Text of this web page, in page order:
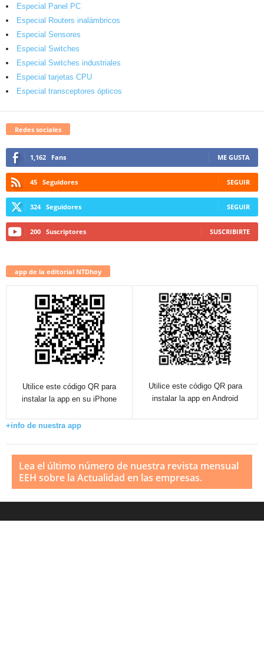
Especial Panel PC
Especial Routers inalámbricos
Especial Sensores
Especial Switches
Especial Switches industriales
Especial tarjetas CPU
Especial transceptores ópticos
Redes sociales
1,162 Fans ME GUSTA
45 Seguidores SEGUIR
324 Seguidores SEGUIR
200 Suscriptores SUSCRIBIRTE
app de la editorial NTDhoy
Utilice este código QR para
instalar la app en su iPhone
Utilice este código QR para
instalar la app en Android
+info de nuestra app
Lea el último número de nuestra revista mensual
EEH sobre la Actualidad en las empresas.